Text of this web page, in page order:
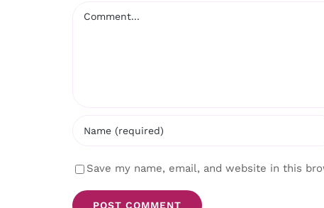
Save my name, email, and website in this